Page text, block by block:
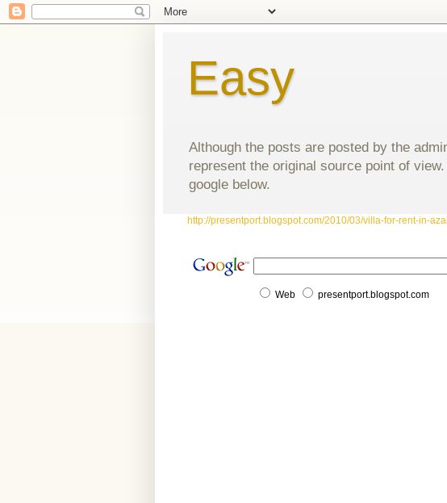
Easy
Although the posts are posted by the
represent the original source point of
google below.
http://presentport.blogspot.com/2010/03/villa-for-rent-in-
Web presentport.blogspot.com